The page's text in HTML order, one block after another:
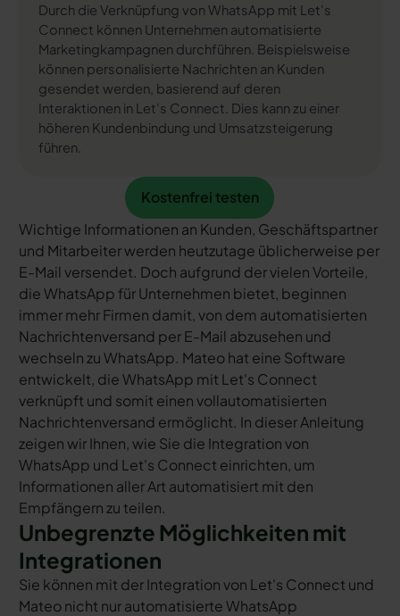
Durch die Verknüpfung von WhatsApp mit Let's
Connect können Unternehmen automatisierte
Marketingkampagnen durchführen. Beispielsweise
können personalisierte Nachrichten an Kunden
gesendet werden, basierend auf deren
Interaktionen in Let's Connect. Dies kann zu einer
höheren Kundenbindung und Umsatzsteigerung
führen.
Kostenfrei testen
Kostenfrei testen
Wichtige Informationen an Kunden, Geschäftspartner
und Mitarbeiter werden heutzutage üblicherweise per
E-Mail versendet. Doch aufgrund der vielen Vorteile,
die WhatsApp für Unternehmen bietet, beginnen
immer mehr Firmen damit, von dem automatisierten
Nachrichtenversand per E-Mail abzusehen und
wechseln zu WhatsApp. Mateo hat eine Software
entwickelt, die WhatsApp mit Let's Connect
verknüpft und somit einen vollautomatisierten
Nachrichtenversand ermöglicht. In dieser Anleitung
zeigen wir Ihnen, wie Sie die Integration von
WhatsApp und Let's Connect einrichten, um
Informationen aller Art automatisiert mit den
Empfängern zu teilen.
Unbegrenzte Möglichkeiten mit
Integrationen
Sie können mit der Integration von Let's Connect und
Mateo nicht nur automatisierte WhatsApp